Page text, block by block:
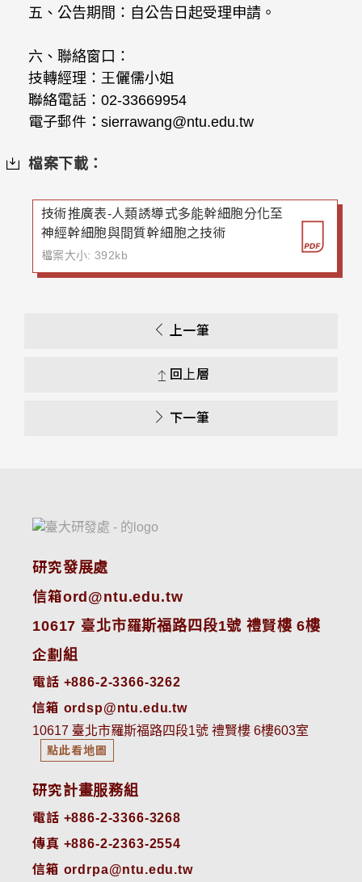
五、公告期間：自公告日起受理申請。
六、聯絡窗口：
技轉經理：王儷儒小姐
聯絡電話：02-33669954
電子郵件：sierrawang@ntu.edu.tw
檔案下載：
技術推廣表-人類誘導式多能幹細胞分化至
神經幹細胞與間質幹細胞之技術
檔案大小: 392kb
上一筆
回上層
下一筆
研究發展處
信箱ord@ntu.edu.tw
10617 臺北市羅斯福路四段1號 禮賢樓 6樓
企劃組
電話 +886-2-3366-3262
信箱 ordsp@ntu.edu.tw
10617 臺北市羅斯福路四段1號 禮賢樓 6樓603室
點此看地圖
研究計畫服務組
電話 +886-2-3366-3268
傳真 +886-2-2363-2554
信箱 ordrpa@ntu.edu.tw